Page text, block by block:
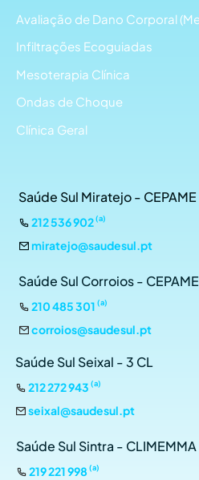
Avaliação de Dano Corporal
Infiltrações Ecoguiadas
Mesoterapia Clínica
Ondas de Choque
Clínica Geral
Saúde Sul Miratejo - CEPAME
212 536 902(a)
miratejo@saudesul.pt
Saúde Sul Corroios -
210 485 301 (a)
corroios@saudesul.pt
Saúde Sul Seixal - 3 CL
212 272 943 (a)
seixal@saudesul.pt
Saúde Sul Sintra - CLIMEMMA
219 221 998 (a)